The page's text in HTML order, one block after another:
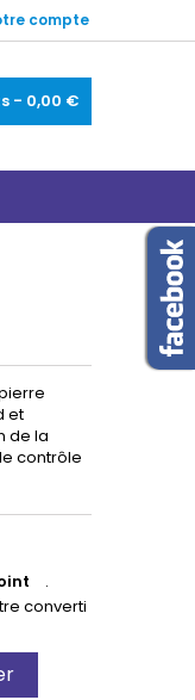
compte
- 0,00 €
et
de la
contrôle
.
converti